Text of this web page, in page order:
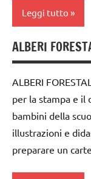
Leggi tutto
classe
3a
classe
4a
5a
ALBERI
ALBERI
per la stampa e
bambini della
illustrazioni e
preparare un